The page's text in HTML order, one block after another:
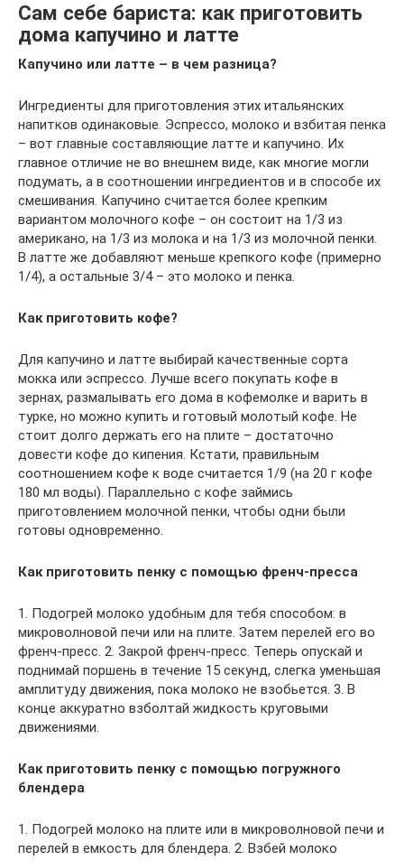
Сам себе бариста: как приготовить
дома капучино и латте
Капучино или латте – в чем разница?
Ингредиенты для приготовления этих итальянских
напитков одинаковые. Эспрессо, молоко и взбитая пенка
– вот главные составляющие латте и капучино. Их
главное отличие не во внешнем виде, как многие могли
подумать, а в соотношении ингредиентов и в способе их
смешивания. Капучино считается более крепким
вариантом молочного кофе – он состоит на 1/3 из
американо, на 1/3 из молока и на 1/3 из молочной пенки.
В латте же добавляют меньше крепкого кофе (примерно
1/4), а остальные 3/4 – это молоко и пенка.
Как приготовить кофе?
Для капучино и латте выбирай качественные сорта
мокка или эспрессо. Лучше всего покупать кофе в
зернах, размалывать его дома в кофемолке и варить в
турке, но можно купить и готовый молотый кофе. Не
стоит долго держать его на плите – достаточно
довести кофе до кипения. Кстати, правильным
соотношением кофе к воде считается 1/9 (на 20 г кофе
180 мл воды). Параллельно с кофе займись
приготовлением молочной пенки, чтобы одни были
готовы одновременно.
Как приготовить пенку с помощью френч-пресса
1. Подогрей молоко удобным для тебя способом: в
микроволновой печи или на плите. Затем перелей его во
френч-пресс. 2. Закрой френч-пресс. Теперь опускай и
поднимай поршень в течение 15 секунд, слегка уменьшая
амплитуду движения, пока молоко не взобьется. 3. В
конце аккуратно взболтай жидкость круговыми
движениями.
Как приготовить пенку с помощью погружного
блендера
1. Подогрей молоко на плите или в микроволновой печи и
перелей в емкость для блендера. 2. Взбей молоко